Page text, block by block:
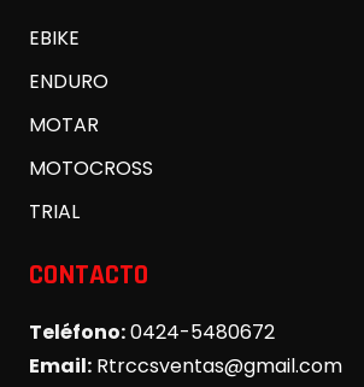
EBIKE
ENDURO
MOTAR
MOTOCROSS
TRIAL
CONTACTO
Teléfono:0424-5480672
Email: Rtrccsventas@gmail.com